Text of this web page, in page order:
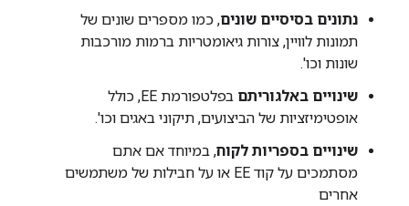
נתונים בסיסיים שונים, כמו מספרים שונים של
תמונות לוויין, צורות גיאומטריות ברמות מורכבות
שונות וכו'.
שינויים באלגוריתם
בפלטפורמת EE, כולל
אופטימיזציות של הביצועים, תיקוני באגים וכו'.
שינויים בספריות לקוח, במיוחד אם אתם
מסתמכים על קוד EE או על חבילות של משתמשים
אחרים